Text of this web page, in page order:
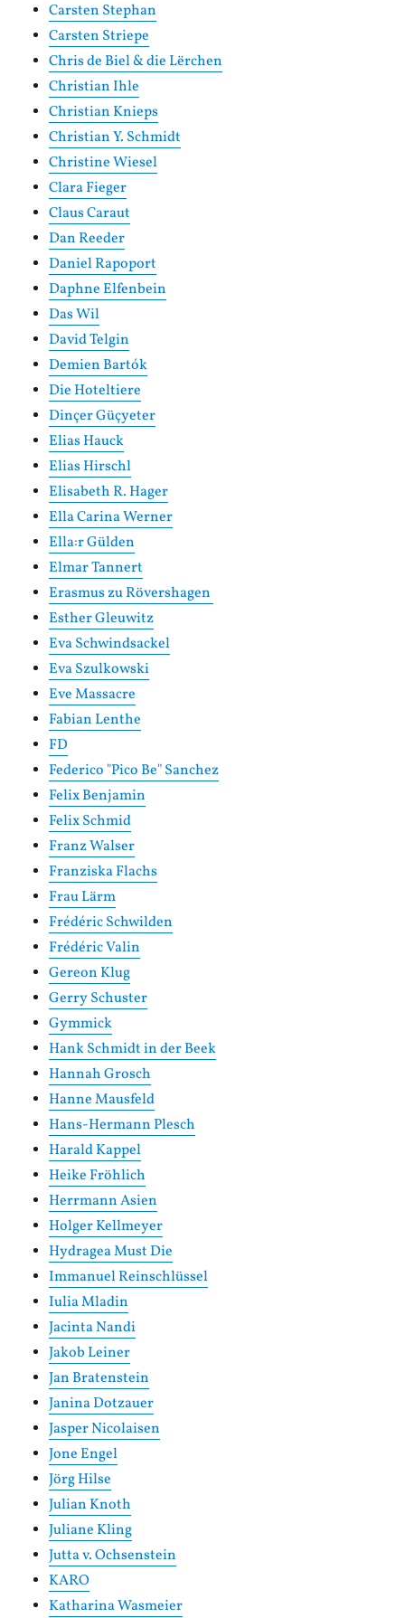
Carsten Stephan
Carsten Striepe
Chris de Biel & die Lërchen
Christian Ihle
Christian Knieps
Christian Y. Schmidt
Christine Wiesel
Clara Fieger
Claus Caraut
Dan Reeder
Daniel Rapoport
Daphne Elfenbein
Das Wil
David Telgin
Demien Bartók
Die Hoteltiere
Dinçer Güçyeter
Elias Hauck
Elias Hirschl
Elisabeth R. Hager
Ella Carina Werner
Ella:r Gülden
Elmar Tannert
Erasmus zu Rövershagen
Esther Gleuwitz
Eva Schwindsackel
Eva Szulkowski
Eve Massacre
Fabian Lenthe
FD
Federico "Pico Be" Sanchez
Felix Benjamin
Felix Schmid
Franz Walser
Franziska Flachs
Frau Lärm
Frédéric Schwilden
Frédéric Valin
Gereon Klug
Gerry Schuster
Gymmick
Hank Schmidt in der Beek
Hannah Grosch
Hanne Mausfeld
Hans-Hermann Plesch
Harald Kappel
Heike Fröhlich
Herrmann Asien
Holger Kellmeyer
Hydragea Must Die
Immanuel Reinschlüssel
Iulia Mladin
Jacinta Nandi
Jakob Leiner
Jan Bratenstein
Janina Dotzauer
Jasper Nicolaisen
Jone Engel
Jörg Hilse
Julian Knoth
Juliane Kling
Jutta v. Ochsenstein
KARO
Katharina Wasmeier